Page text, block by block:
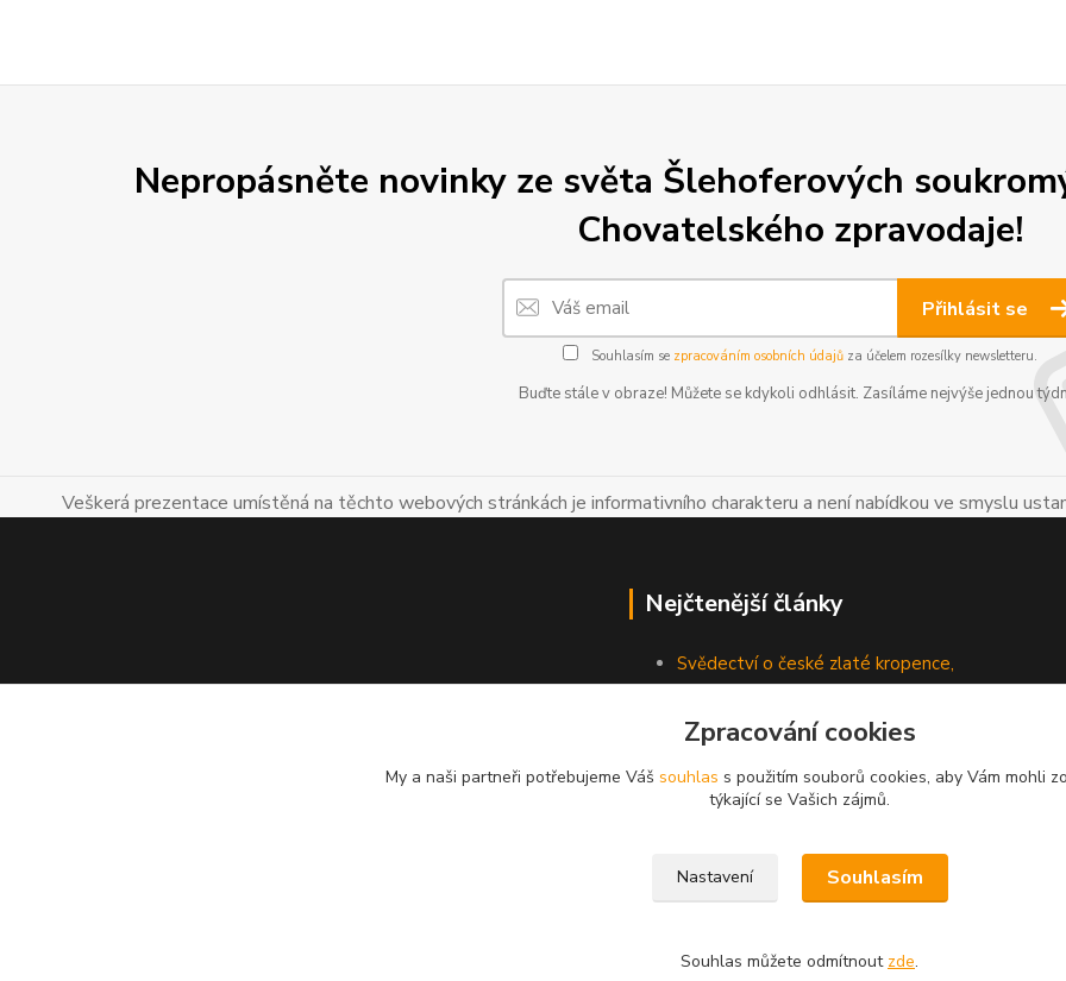
Nepropásněte novinky ze světa Šlehoferových
Chovatelského zpravodaje!
Přihlásit se
Souhlasím se zpracováním osobních údajůza účelem rozesílky newsletteru.
Buďte stále v obraze! Můžete se kdykoli odhlásit. Zasíláme nejvýše jednou
Veškerá prezentace umístěná na těchto webových stránkách je informativního charakteru a není nabídkou ve smyslu
Nejčtenější články
Svědectví o české zlaté kropence,
díl 1.
Svědectví o české zlaté kropence,
mimořádné vydání
Zpracování cookies
My a naši partneři potřebujeme Váš souhlas s použitím souborů cookies, aby Vám mohli
týkající se Vašich zájmů.
Nastavení Souhlasím
Souhlas můžete odmítnout zde.